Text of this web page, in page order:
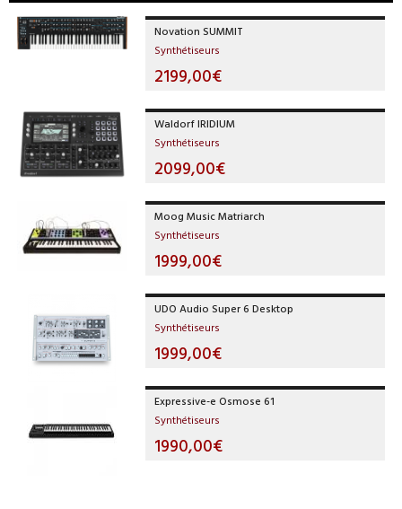
Novation SUMMIT
Synthétiseurs
2199,00€
Waldorf IRIDIUM
Synthétiseurs
2099,00€
Moog Music Matriarch
Synthétiseurs
1999,00€
UDO Audio Super 6 Desktop
Synthétiseurs
1999,00€
Expressive-e Osmose 61
Synthétiseurs
1990,00€